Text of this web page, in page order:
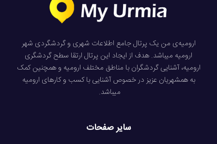
ارومیه‌ی من یک پرتال جامع اطلاعات شهری و گردشگردی شهر
ارومیه میباشد. هدف از ایجاد این پرتال ارتقا سطح گردشگری
ارومیه، آشنایی گردشگران با مناطق مختلف ارومیه و همچنین کمک
به همشهریان عزیز در خصوص آشنایی با کسب و کارهای ارومیه
میباشد.
سایر صفحات